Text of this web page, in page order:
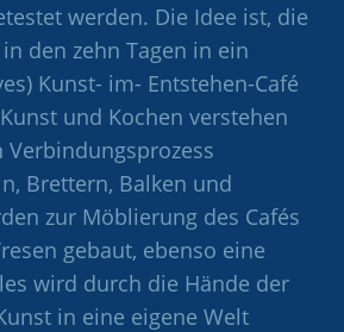
werden. Die Idee ist, die
den zehn Tagen in ein
Kunst- im- Entstehen-Café
und Kochen verstehen
Brettern, Balken und
zur Möblierung des Cafés
gebaut, ebenso eine
wird durch die Hände der
in eine eigene Welt